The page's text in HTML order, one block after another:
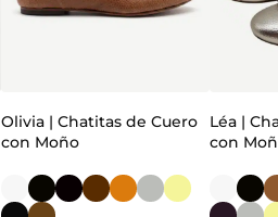
Olivia | Chatitas de Cuero
con Moño
Léa |
con